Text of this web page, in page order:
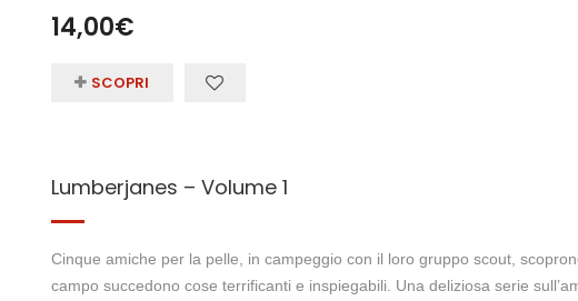
14,00€
SCOPRI
Lumberjanes – Volume 1
Cinque amiche per la pelle, in campeggio con il loro gruppo scout,
campo succedono cose terrificanti e inspiegabili. Una deliziosa serie